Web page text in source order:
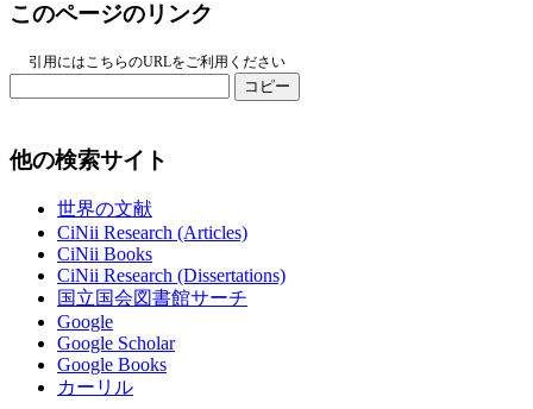
このページのリンク
引用にはこちらのURLをご利用ください
コピー
他の検索サイト
世界の文献
CiNii Research (Articles)
CiNii Books
CiNii Research (Dissertations)
国立国会図書館サーチ
Google
Google Scholar
Google Books
カーリル